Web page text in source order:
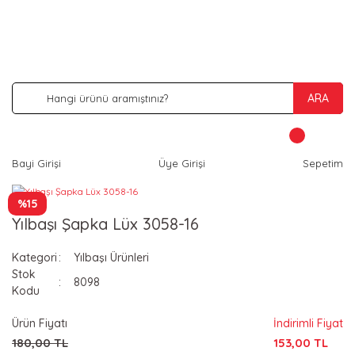
ARA
Bayi Girişi Üye Girişi Sepetim
%15
Yılbaşı Şapka Lüx 3058-16
Kategori
Yılbaşı Ürünleri
Stok
Kodu
8098
Ürün Fiyatı
180,00 TL
İndirimli Fiyat
153,00 TL